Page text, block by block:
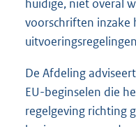
huidige, niet overal
voorschriften inzake
De Afdeling
EU-beginselen die
regelgeving richting